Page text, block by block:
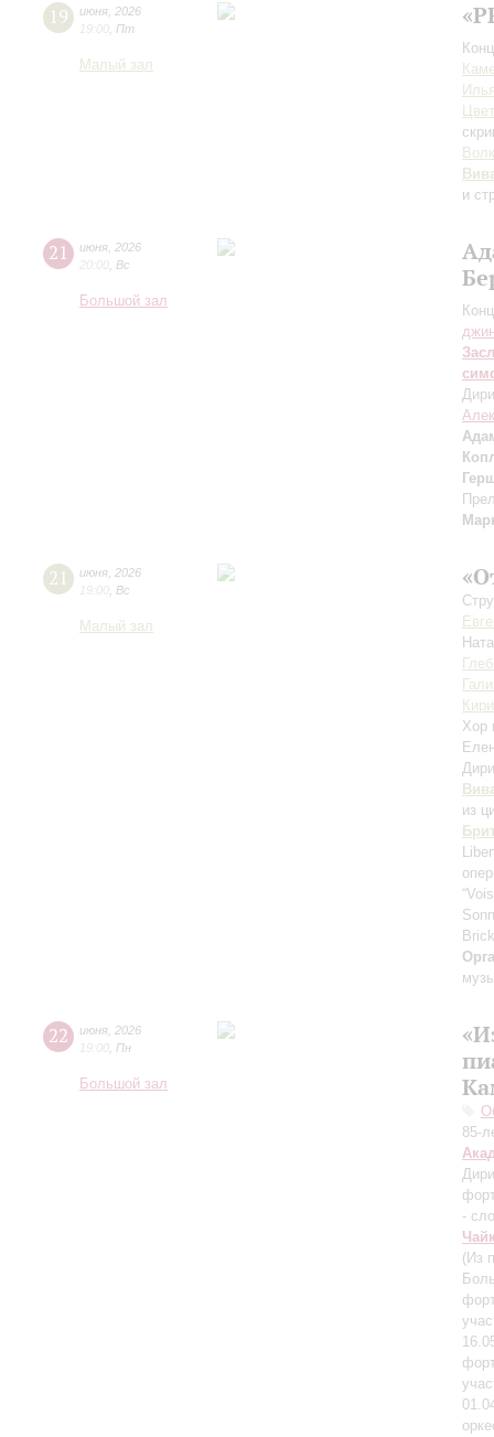
19 июня 2026
19:00 Пт
Малый зал
и
21 июня 2026
20:00 Вс
Большой зал
21 июня 2026
19:00 Вс
Малый зал
Хор
из
22 июня 2026
19:00 Пн
Большой зал
85-
-
(Из